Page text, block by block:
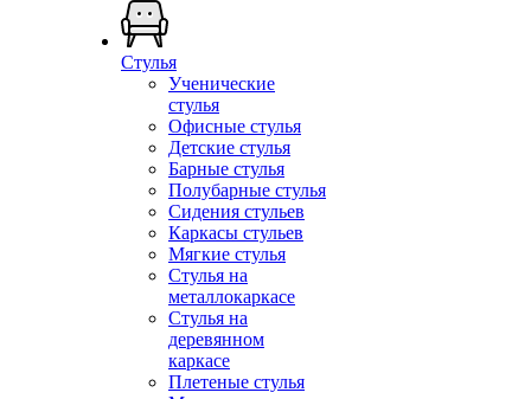
Стулья
Ученические
стулья
Офисные стулья
Детские стулья
Барные стулья
Полубарные стулья
Сидения стульев
Каркасы стульев
Мягкие стулья
Стулья на
металлокаркасе
Стулья на
деревянном
каркасе
Плетеные стулья